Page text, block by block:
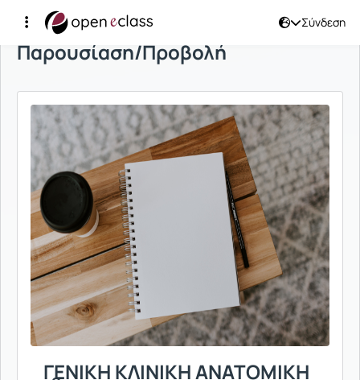
Σύνδεση
Παρουσίαση/Προβολή
ΓΕΝΙΚΗ ΚΛΙΝΙΚΗ ΑΝΑΤΟΜΙΚΗ